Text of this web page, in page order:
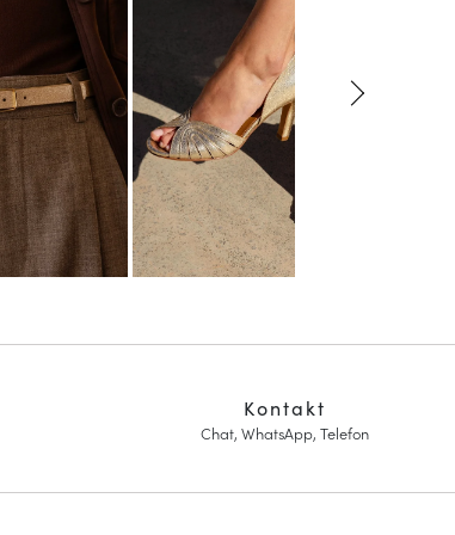
Kontakt
Chat, WhatsApp, Telefon